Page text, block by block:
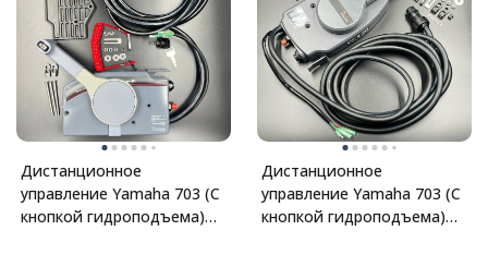
Дистанционное
управление Yamaha 703 (С
кнопкой гидроподъема)
Дистанционное
управление Yamaha 703 (С
кнопкой гидроподъема)